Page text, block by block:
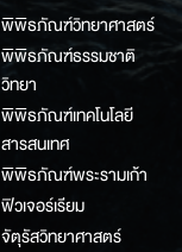
พิพิธภัณฑ์วิทยาศาสตร์
พิพิธภัณฑ์ธรรมชาติ
วิทยา
พิพิธภัณฑ์เทคโนโลยี
สารสนเทศ
พิพิธภัณฑ์พระรามเก้า
ฟิวเจอร์เรียม
จัตุรัสวิทยาศาสตร์